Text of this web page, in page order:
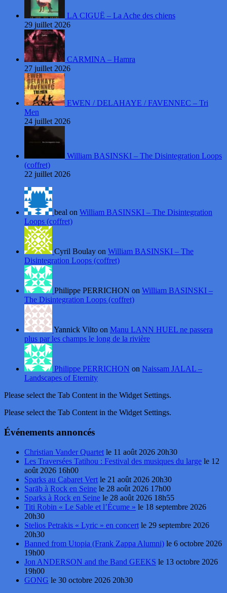
LA CIGUË – La Ache des chiens
29 juillet 2026
CARMINA – Hamra
27 juillet 2026
EWEN / DELAHAYE / FAVENNEC – Tri
Men
24 juillet 2026
William BASINSKI – The Disintegration Loops
(coffret)
22 juillet 2026
beal on William BASINSKI – The Disintegration
Loops (coffret)
Cyril Boulay on William BASINSKI – The
Disintegration Loops (coffret)
Philippe PERRICHON on William BASINSKI –
The Disintegration Loops (coffret)
Yannick Vilto on Manu LANN HUEL ne passera
plus par les champs le long de la rivière
Philippe PERRICHON on Naissam JALAL –
Landscapes of Eternity
Please select the Tab Content in the Widget Settings.
Please select the Tab Content in the Widget Settings.
Événements annoncés
Christian Vander Quartet le 11 août 2026 20h30
Les Traversées Tatihou : Festival des musiques du large le 12
août 2026 16h00
Sparks au Cabaret Vert le 21 août 2026 20h30
Sarāb à Rock en Seine le 28 août 2026 17h00
Sparks à Rock en Seine le 28 août 2026 18h55
Titi Robin « Le Sable et l’Écume » le 18 septembre 2026
20h30
Stelios Petrakis « Lyric » en concert le 29 septembre 2026
20h30
Banned from Utopia (Frank Zappa Alumni) le 6 octobre 2026
19h00
Jon ANDERSON and the Band GEEKS le 13 octobre 2026
19h00
GONG le 30 octobre 2026 20h30